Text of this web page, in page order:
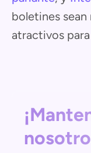
boletines
atractivos